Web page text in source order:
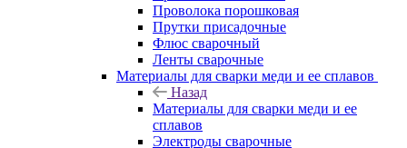
Проволока порошковая
Прутки присадочные
Флюс сварочный
Ленты сварочные
Материалы для сварки меди и ее сплавов
Назад
Материалы для сварки меди и ее
сплавов
Электроды сварочные